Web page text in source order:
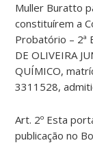
Muller Buratto
constituírem a
Probatório – 2ª
DE OLIVEIRA
QUÍMICO,
3311528,
Art. 2º Esta
publicação no